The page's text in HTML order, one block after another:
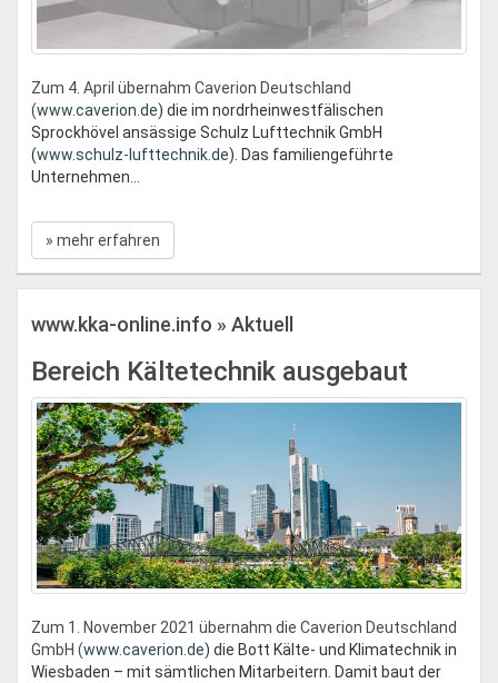
Zum 4. April übernahm Caverion Deutschland
(www.caverion.de) die im nordrheinwestfälischen
Sprockhövel ansässige Schulz Lufttechnik GmbH
(www.schulz-lufttechnik.de). Das familiengeführte
Unternehmen...
» mehr erfahren
www.kka-online.info » Aktuell
Bereich Kältetechnik ausgebaut
Zum 1. November 2021 übernahm die Caverion Deutschland
GmbH (www.caverion.de) die Bott Kälte- und Klimatechnik in
Wiesbaden – mit sämtlichen Mitarbeitern. Damit baut der